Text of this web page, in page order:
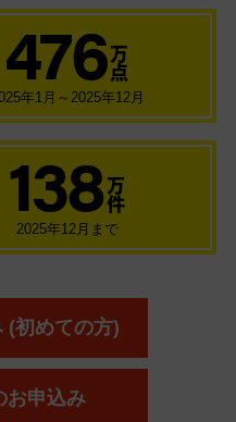
476 万
点
年1月～2025年12月
138 万
件
2025年12月まで
(初めての方)
お申込み